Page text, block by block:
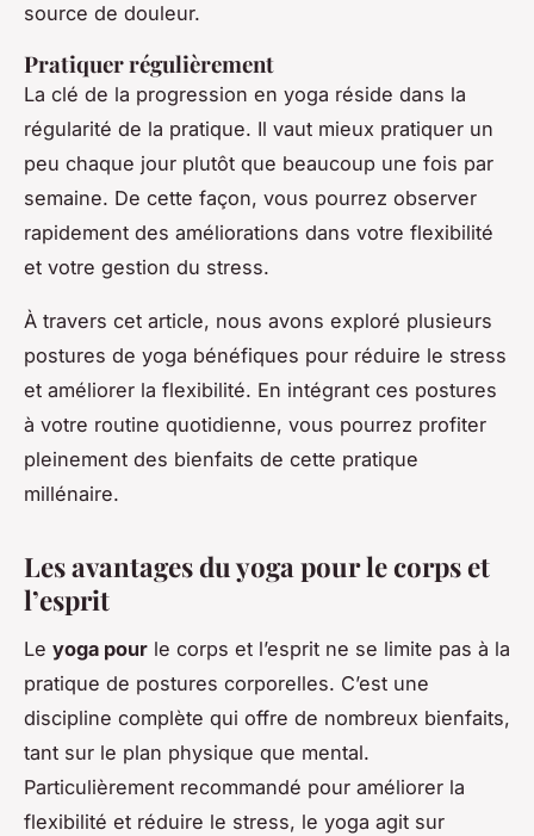
source de douleur.
Pratiquer régulièrement
La clé de la progression en yoga réside dans la
régularité de la pratique. Il vaut mieux pratiquer un
peu chaque jour plutôt que beaucoup une fois par
semaine. De cette façon, vous pourrez observer
rapidement des améliorations dans votre flexibilité
et votre gestion du stress.
À travers cet article, nous avons exploré plusieurs
postures de yoga bénéfiques pour réduire le stress
et améliorer la flexibilité. En intégrant ces postures
à votre routine quotidienne, vous pourrez profiter
pleinement des bienfaits de cette pratique
millénaire.
Les avantages du yoga pour le corps et
l’esprit
Le yoga pour le corps et l’esprit ne se limite pas à la
pratique de postures corporelles. C’est une
discipline complète qui offre de nombreux bienfaits,
tant sur le plan physique que mental.
Particulièrement recommandé pour améliorer la
flexibilité et réduire le stress, le yoga agit sur